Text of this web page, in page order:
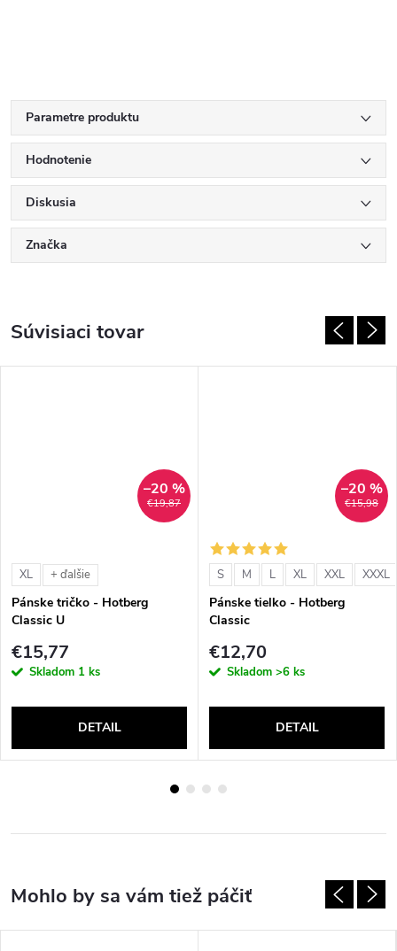
Parametre produktu
Hodnotenie
Diskusia
Značka
Súvisiaci tovar
€19,87
–20 %
XL + ďalšie
Pánske tričko - Hotberg
Classic U
€15,77
Skladom 1 ks
DETAIL
€15,98
–20 %
S M L XL XXL XXXL
Pánske tielko - Hotberg
Classic
€12,70
Skladom >6 ks
DETAIL